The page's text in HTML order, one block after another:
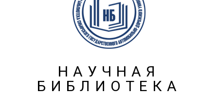
НАУЧНАЯ
БИБЛИОТЕКА